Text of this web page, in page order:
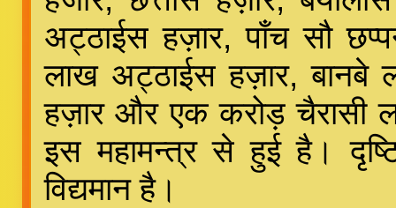
अट्ठाईस हज़ार, पाँच सौ
लाख अट्ठाईस हज़ार, बानबे
हज़ार और एक करोड़ चैरासी
इस महामन्त्र से हुई है।
विद्यमान है।